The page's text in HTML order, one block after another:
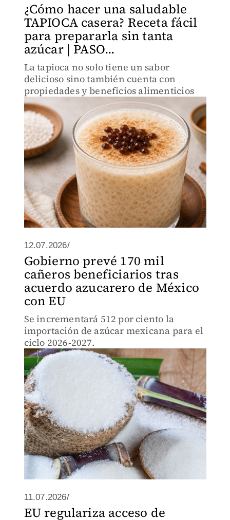
¿Cómo hacer una saludable
TAPIOCA casera? Receta fácil
para prepararla sin tanta
azúcar | PASO...
La tapioca no solo tiene un sabor
delicioso sino también cuenta con
propiedades y beneficios alimenticios
12.07.2026/
Gobierno prevé 170 mil
cañeros beneficiarios tras
acuerdo azucarero de México
con EU
Se incrementará 512 por ciento la
importación de azúcar mexicana para el
ciclo 2026-2027.
11.07.2026/
EU regulariza acceso de